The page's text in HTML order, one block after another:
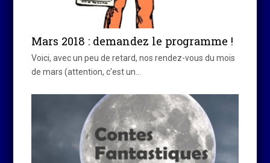
Mars 2018 : demandez le programme !
Voici, avec un peu de retard, nos rendez-vous du mois
de mars (attention, c'est un…